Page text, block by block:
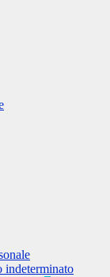
indeterminato